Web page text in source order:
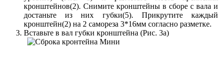
кронштейнов(2). Снимите кронштейны в сборе с вала и
достаньте из них губки(5). Прикрутите каждый
кронштейн(2) на 2 самореза 3*16мм согласно разметке.
Вставьте в вал губки кронштейна (Рис. 3а)